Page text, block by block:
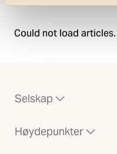
Could not load
Selskap
Høydepunkter